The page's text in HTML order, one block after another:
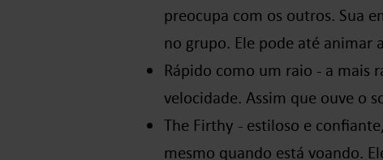
preocupa com os outros. Sua
no grupo. Ele pode até animar
Rápido como um raio - a mais
velocidade. Assim que ouve o
The Firthy - estiloso e
mesmo quando está voando.